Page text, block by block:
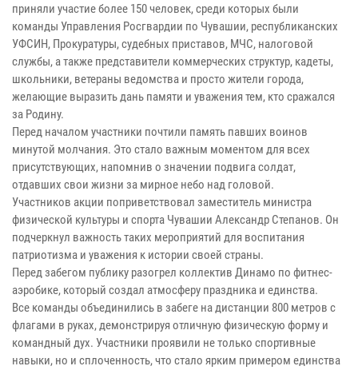
приняли участие более 150 человек, среди которых были
команды Управления Росгвардии по Чувашии, республиканских
УФСИН, Прокуратуры, судебных приставов, МЧС, налоговой
службы, а также представители коммерческих структур, кадеты,
школьники, ветераны ведомства и просто жители города,
желающие выразить дань памяти и уважения тем, кто сражался
за Родину.
Перед началом участники почтили память павших воинов
минутой молчания. Это стало важным моментом для всех
присутствующих, напомнив о значении подвига солдат,
отдавших свои жизни за мирное небо над головой.
Участников акции поприветствовал заместитель министра
физической культуры и спорта Чувашии Александр Степанов. Он
подчеркнул важность таких мероприятий для воспитания
патриотизма и уважения к истории своей страны.
Перед забегом публику разогрел коллектив Динамо по фитнес-
аэробике, который создал атмосферу праздника и единства.
Все команды объединились в забеге на дистанции 800 метров с
флагами в руках, демонстрируя отличную физическую форму и
командный дух. Участники проявили не только спортивные
навыки, но и сплоченность, что стало ярким примером единства